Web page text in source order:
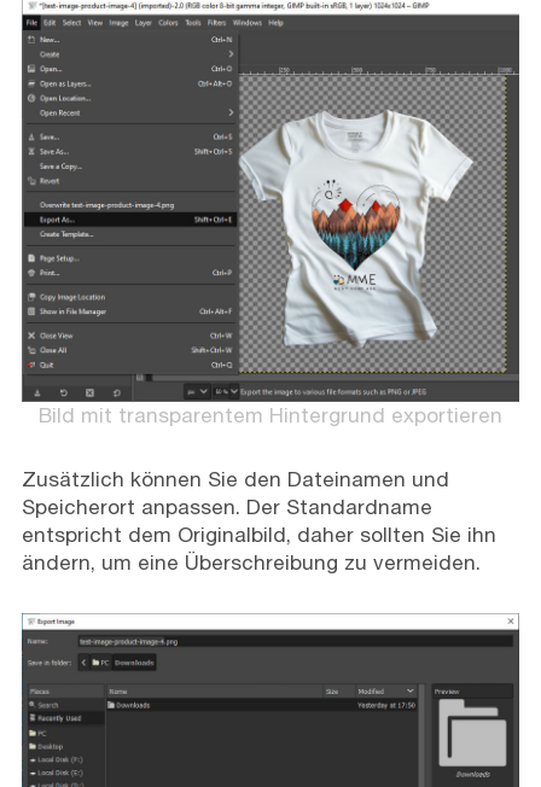
Bild mit transparentem Hintergrund exportieren
Zusätzlich können Sie den Dateinamen und
Speicherort anpassen. Der Standardname
entspricht dem Originalbild, daher sollten Sie ihn
ändern, um eine Überschreibung zu vermeiden.